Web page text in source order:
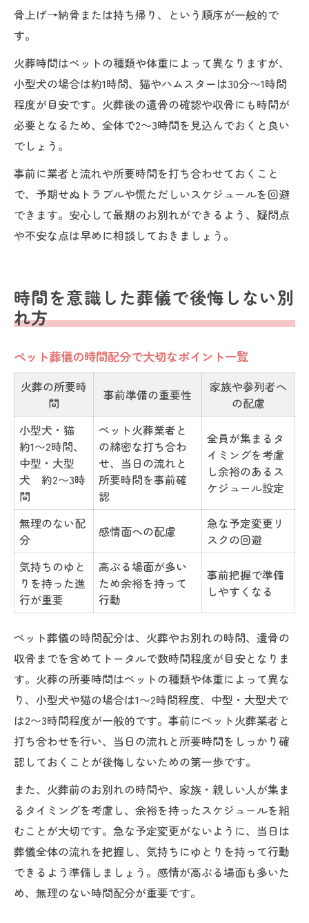
骨上げ→納骨または持ち帰り、という順序が一般的で
す。
火葬時間はペットの種類や体重によって異なりますが、
小型犬の場合は約1時間、猫やハムスターは30分〜1時間
程度が目安です。火葬後の遺骨の確認や収骨にも時間が
必要となるため、全体で2～3時間を見込んでおくと良い
でしょう。
事前に業者と流れや所要時間を打ち合わせておくこと
で、予期せぬトラブルや慌ただしいスケジュールを回避
できます。安心して最期のお別れができるよう、疑問点
や不安な点は早めに相談しておきましょう。
時間を意識した葬儀で後悔しない別
れ方
ペット葬儀の時間配分で大切なポイント一覧
火葬の所要時
間
事前準備の重要性
家族や参列者へ
の配慮
小型犬・猫
約1〜2時間、
中型・大型
犬 約2〜3時
間
ペット火葬業者と
の綿密な打ち合わ
せ、当日の流れと
所要時間を事前確
認
全員が集まるタ
イミングを考慮
し余裕のあるス
ケジュール設定
無理のない配
分
感情面への配慮
急な予定変更リ
スクの回避
気持ちのゆと
りを持った進
行が重要
高ぶる場面が多い
ため余裕を持って
行動
事前把握で準備
しやすくなる
ペット葬儀の時間配分は、火葬やお別れの時間、遺骨の
収骨までを含めてトータルで数時間程度が目安となりま
す。火葬の所要時間はペットの種類や体重によって異な
り、小型犬や猫の場合は1〜2時間程度、中型・大型犬で
は2〜3時間程度が一般的です。事前にペット火葬業者と
打ち合わせを行い、当日の流れと所要時間をしっかり確
認しておくことが後悔しないための第一歩です。
また、火葬前のお別れの時間や、家族・親しい人が集ま
るタイミングを考慮し、余裕を持ったスケジュールを組
むことが大切です。急な予定変更がないように、当日は
葬儀全体の流れを把握し、気持ちにゆとりを持って行動
できるよう準備しましょう。感情が高ぶる場面も多いた
め、無理のない時間配分が重要です。